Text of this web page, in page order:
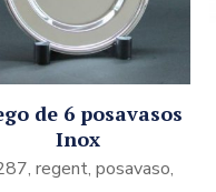
de 6 posavasos
Inox
regent, posavaso,